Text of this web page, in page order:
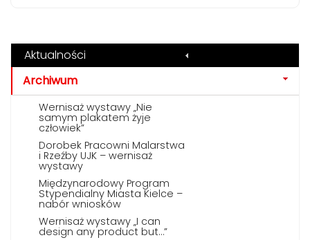
Aktualności
Archiwum
Wernisaż wystawy „Nie
samym plakatem żyje
człowiek”
Dorobek Pracowni Malarstwa
i Rzeźby UJK – wernisaż
wystawy
Międzynarodowy Program
Stypendialny Miasta Kielce –
nabór wniosków
Wernisaż wystawy „I can
design any product but…”